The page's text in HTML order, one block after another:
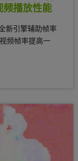
频播放性能
新引擎辅助帧率
频帧率提高一